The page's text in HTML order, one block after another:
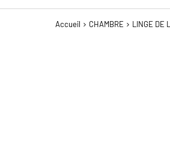
Accueil CHAMBRE LINGE DE